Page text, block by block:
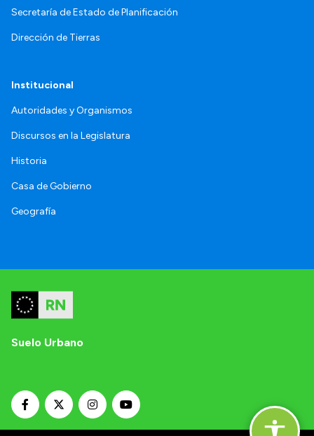
Secretaría de Estado de Planificación
Dirección de Tierras
Institucional
Autoridades y Organismos
Discursos en la Legislatura
Historia
Casa de Gobierno
Geografía
Suelo Urbano